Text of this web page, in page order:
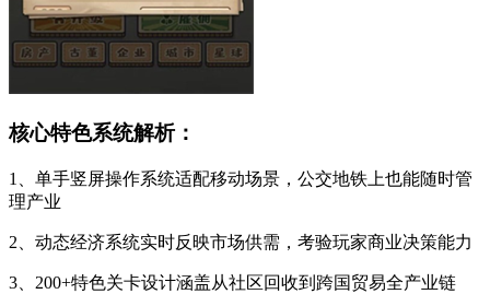
核心特色系统解析：
1、单手竖屏操作系统适配移动场景，公交地铁上也能随时管
理产业
2、动态经济系统实时反映市场供需，考验玩家商业决策能力
3、200+特色关卡设计涵盖从社区回收到跨国贸易全产业链